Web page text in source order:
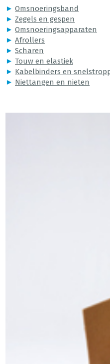
► Omsnoeringsband
► Zegels en gespen
► Omsnoeringsapparaten
► Afrollers
► Scharen
► Touw en elastiek
► Kabelbinders en
► Niettangen en nieten